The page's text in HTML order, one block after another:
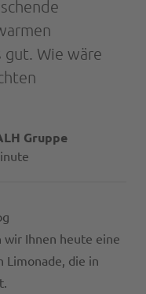
gut. Wie wäre
Gruppe
wir Ihnen heute eine
Limonade, die in